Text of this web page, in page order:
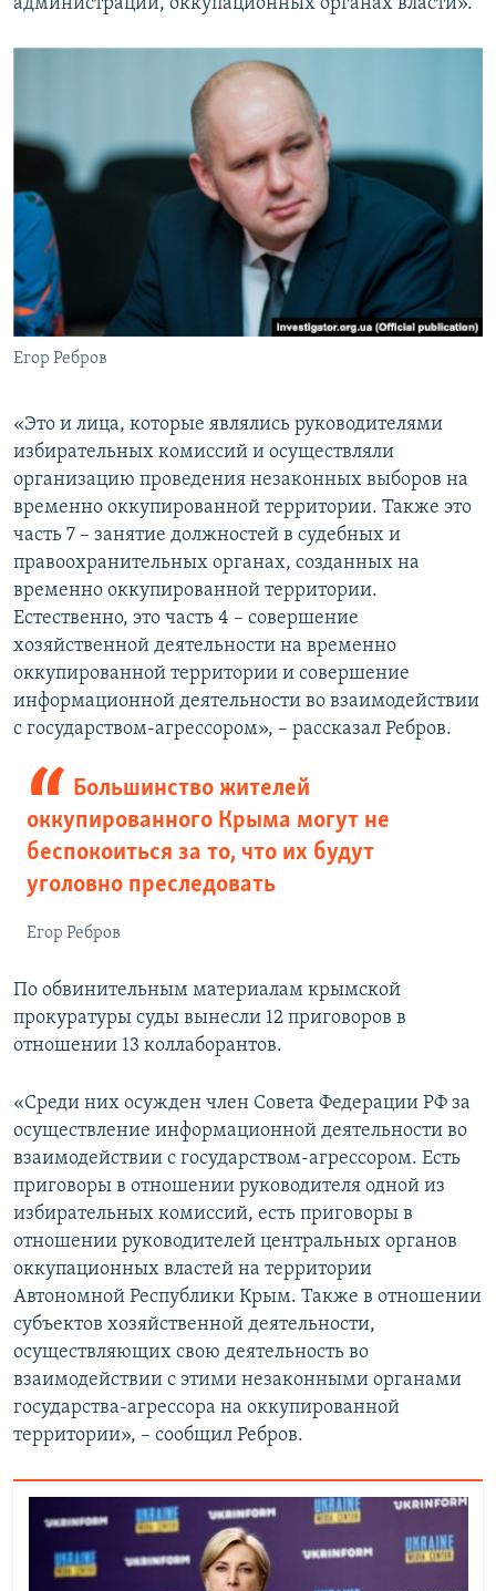
администрации, оккупационных органах власти».
Егор Ребров
«Это и лица, которые являлись руководителями
избирательных комиссий и осуществляли
организацию проведения незаконных выборов на
временно оккупированной территории. Также это
часть 7 – занятие должностей в судебных и
правоохранительных органах, созданных на
временно оккупированной территории.
Естественно, это часть 4 – совершение
хозяйственной деятельности на временно
оккупированной территории и совершение
информационной деятельности во взаимодействии
с государством-агрессором», – рассказал Ребров.
Большинство жителей
оккупированного Крыма могут не
беспокоиться за то, что их будут
уголовно преследовать
Егор Ребров
По обвинительным материалам крымской
прокуратуры суды вынесли 12 приговоров в
отношении 13 коллаборантов.
«Среди них осужден член Совета Федерации РФ за
осуществление информационной деятельности во
взаимодействии с государством-агрессором. Есть
приговоры в отношении руководителя одной из
избирательных комиссий, есть приговоры в
отношении руководителей центральных органов
оккупационных властей на территории
Автономной Республики Крым. Также в отношении
субъектов хозяйственной деятельности,
осуществляющих свою деятельность во
взаимодействии с этими незаконными органами
государства-агрессора на оккупированной
территории», – сообщил Ребров.